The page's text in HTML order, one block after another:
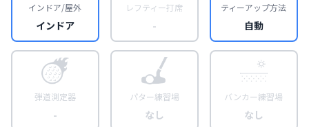
インドア/屋外
インドア
レフティー打席
-
ティーアップ方法
自動
弾道測定器
-
パター練習場
なし
バンカー練習場
なし